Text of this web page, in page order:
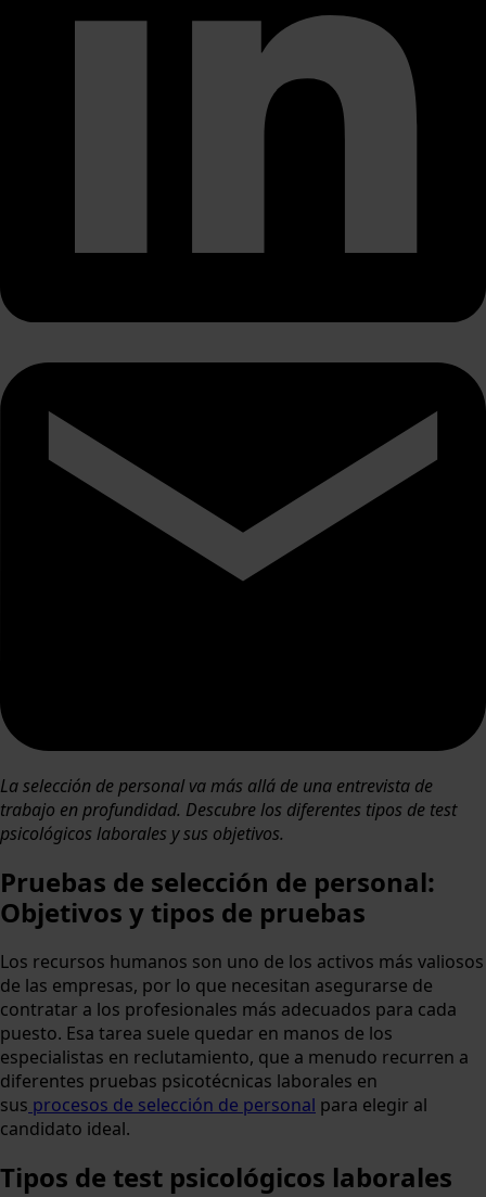
La selección de personal va más allá de una entrevista de
trabajo en profundidad. Descubre los diferentes tipos de test
psicológicos laborales y sus objetivos.
Pruebas de selección de personal:
Objetivos y tipos de pruebas
Los recursos humanos son uno de los activos más valiosos
de las empresas, por lo que necesitan asegurarse de
contratar a los profesionales más adecuados para cada
puesto. Esa tarea suele quedar en manos de los
especialistas en reclutamiento, que a menudo recurren a
diferentes pruebas psicotécnicas laborales en
sus procesos de selección de personal para elegir al
candidato ideal.
Tipos de test psicológicos laborales